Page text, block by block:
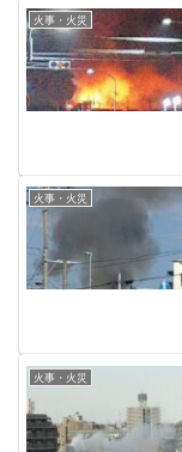
火事・火災
火事・火災
火事・火災